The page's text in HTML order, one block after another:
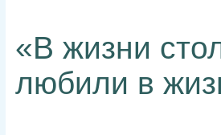
«В жизни
любили в